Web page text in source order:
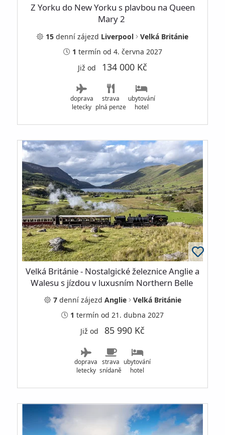
Z Yorku do New Yorku s plavbou na Queen
Mary 2
15 denní zájezd Liverpool
Velká Británie
1 termín od 4. června 2027
Již od 134 000 Kč
doprava
letecky
strava
plná penze
ubytování
hotel
Velká Británie - Nostalgické železnice Anglie a
Walesu s jízdou v luxusním Northern Belle
7dennízájezd Anglie
Velká Británie
1 termín od 21. dubna 2027
Již od 85 990 Kč
doprava
letecky
strava
snídaně
ubytování
hotel